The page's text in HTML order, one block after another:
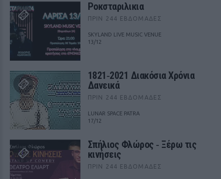
Ροκσταριλικια
ΠΡΙΝ 244 ΕΒΔΟΜΆΔΕΣ
SKYLAND LIVE MUSIC VENUE
13/12
1821‑2021 Διακόσια Χρόνια
Δανεικά
ΠΡΙΝ 244 ΕΒΔΟΜΆΔΕΣ
LUNAR SPACE PATRA
17/12
Σπήλιος Φλώρος ‑ Ξέρω τις
κινήσεις
ΠΡΙΝ 244 ΕΒΔΟΜΆΔΕΣ